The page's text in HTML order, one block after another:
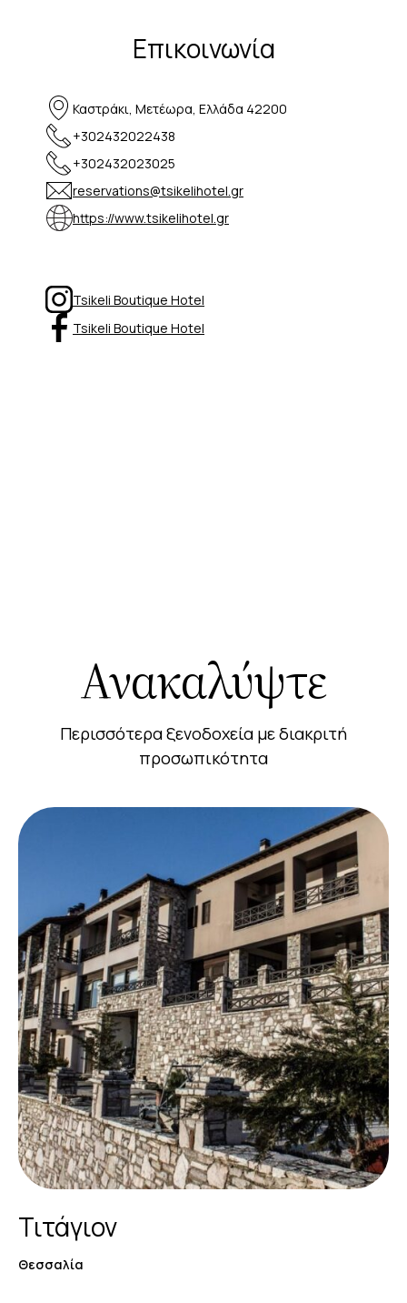
Επικοινωνία
Καστράκι, Μετέωρα, Ελλάδα 42200
+302432022438
+302432023025
reservations@tsikelihotel.gr
https://www.tsikelihotel.gr
Tsikeli Boutique Hotel
Tsikeli Boutique Hotel
Ανακαλύψτε
Περισσότερα ξενοδοχεία με διακριτή
προσωπικότητα
Τιτάγιον
Θεσσαλία